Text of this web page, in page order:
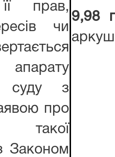
прав,
чи
суду з
про
такої
Законом
9,98
аркуш